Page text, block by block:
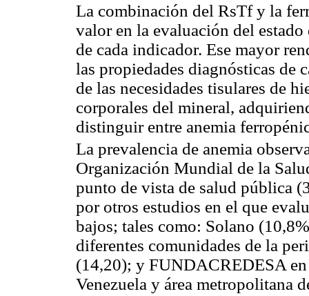
La combinación del RsTf y la
valor en la evaluación del
de cada indicador. Ese mayor
las propiedades diagnósticas de
de las necesidades tisulares de
corporales del mineral,
distinguir entre anemia
La prevalencia de anemia
Organización Mundial de la
punto de vista de salud pública
por otros estudios en el que
bajos; tales como: Solano
diferentes comunidades de la
(14,20); y FUNDACREDESA en
Venezuela y área metropolitana